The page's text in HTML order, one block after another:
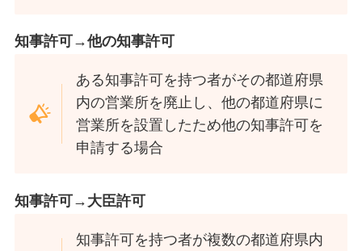
知事許可→他の知事許可
ある知事許可を持つ者がその都道府県
内の営業所を廃止し、他の都道府県に
営業所を設置したため他の知事許可を
申請する場合
知事許可→大臣許可
知事許可を持つ者が複数の都道府県内